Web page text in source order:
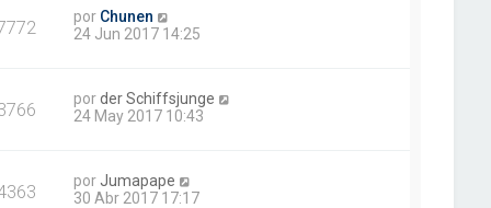
por Chunen
24 Jun 2017 14:25
porder Schiffsjunge
24 May 2017 10:43
por Jumapape
30 Abr 2017 17:17